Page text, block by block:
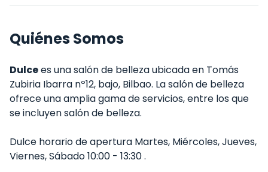
Quiénes Somos
Dulcees una salón de belleza ubicada en Tomás
Zubiria Ibarra nº12, bajo, Bilbao. La salón de belleza
ofrece una amplia gama de servicios, entre los que
se incluyen salón de belleza.
Dulce horario de apertura Martes, Miércoles, Jueves,
Viernes, Sábado 10:00 - 13:30 .